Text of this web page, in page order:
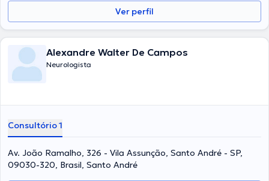
Ver perfil
Alexandre Walter De Campos
Neurologista
Consultório 1
Av. João Ramalho, 326 - Vila Assunção, Santo André - SP,
09030-320, Brasil, Santo André